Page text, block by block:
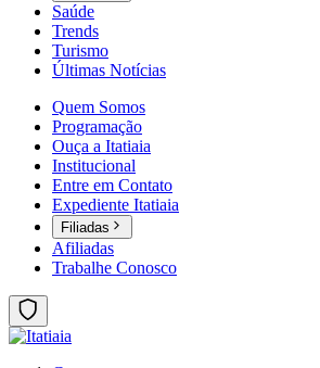
Saúde
Trends
Turismo
Últimas Notícias
Quem Somos
Programação
Ouça a Itatiaia
Institucional
Entre em Contato
Expediente Itatiaia
Filiadas
Afiliadas
Trabalhe Conosco